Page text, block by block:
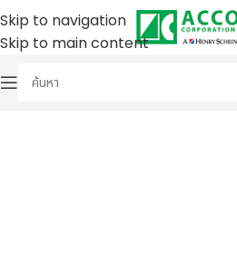
Skip to navigation
Skip to main content